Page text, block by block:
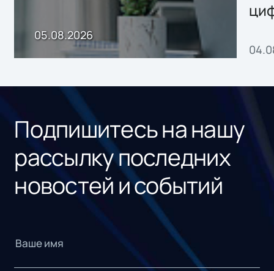
05.08.2026
Подпишитесь на нашу
рассылку последних
новостей и событий